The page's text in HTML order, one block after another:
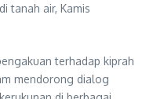
tanah air, Kamis
terhadap kiprah
mendorong dialog